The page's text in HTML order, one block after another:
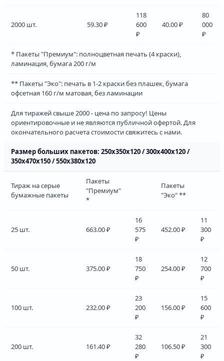
2000 шт. 59.30 ₽
118
600
₽
40.00 ₽
80
000
₽
* Пакеты "Премиум": полноцветная печать (4 краски),
ламинация, бумага 200 г/м
** Пакеты "Эко": печать в 1-2 краски без плашек, бумага
офсетная 160 г/м матовая, без ламинации
Для тиражей свыше 2000 - цена по запросу! Цены
ориентировочные и не являются публичной офертой. Для
окончательного расчета стоимости свяжитесь с нами.
Размер больших пакетов: 250х350х120 / 300х400х120 /
350х470х150 / 550х380х120
Тираж на серые
бумажные пакеты
Пакеты
"Премиум"
*
Пакеты
"Эко" **
25 шт. 663.00 ₽
16
575
₽
452.00 ₽
11
300
₽
50 шт. 375.00 ₽
18
750
₽
254.00 ₽
12
700
₽
100 шт. 232.00 ₽
23
200
₽
156.00 ₽
15
600
₽
200 шт. 161.40 ₽
32
280
₽
106.50 ₽
21
300
₽